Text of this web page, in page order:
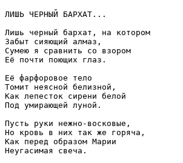
ЛИШЬ ЧЕРНЫЙ БАРХАТ...
Лишь черный бархат, на котором
Забыт сияющий алмаз,
Сумею я сравнить со взором
Её почти поющих глаз.
Её фарфоровое тело
Томит неясной белизной,
Как лепесток сирени белой
Под умирающей луной.
Пусть руки нежно-восковые,
Но кровь в них так же горяча,
Как перед образом Марии
Неугасимая свеча.